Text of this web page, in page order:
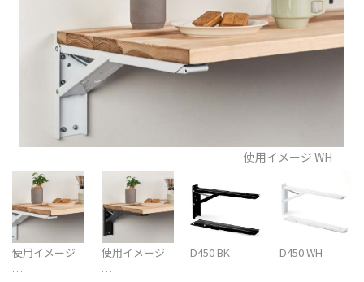
使用イメージ WH
使用イメージ
…
使用イメージ
…
D450 BK D450 WH